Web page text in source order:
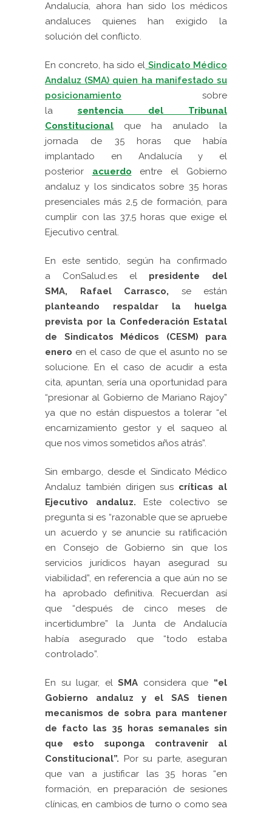
Andalucía, ahora han sido los médicos
andaluces quienes han exigido la
solución del conflicto.
En concreto, ha sido el Sindicato Médico
Andaluz (SMA) quien ha manifestado su
posicionamiento sobre
la sentencia del Tribunal
Constitucional que ha anulado la
jornada de 35 horas que había
implantado en Andalucía y el
posterior acuerdo entre el Gobierno
andaluz y los sindicatos sobre 35 horas
presenciales más 2,5 de formación, para
cumplir con las 37,5 horas que exige el
Ejecutivo central.
En este sentido, según ha confirmado
a ConSalud.es el presidente del
SMA, Rafael Carrasco, se están
planteando respaldar la huelga
prevista por la Confederación Estatal
de Sindicatos Médicos (CESM) para
enero en el caso de que el asunto no se
solucione. En el caso de acudir a esta
cita, apuntan, sería una oportunidad para
“presionar al Gobierno de Mariano Rajoy”
ya que no están dispuestos a tolerar “el
encarnizamiento gestor y el saqueo al
que nos vimos sometidos años atrás”.
Sin embargo, desde el Sindicato Médico
Andaluz también dirigen sus críticas al
Ejecutivo andaluz. Este colectivo se
pregunta si es “razonable que se apruebe
un acuerdo y se anuncie su ratificación
en Consejo de Gobierno sin que los
servicios jurídicos hayan asegurad su
viabilidad”, en referencia a que aún no se
ha aprobado definitiva. Recuerdan así
que “después de cinco meses de
incertidumbre” la Junta de Andalucía
había asegurado que “todo estaba
controlado”.
En su lugar, elSMA considera que “el
Gobierno andaluz y el SAS tienen
mecanismos de sobra para mantener
de facto las 35 horas semanales sin
que esto suponga contravenir al
Constitucional”. Por su parte, aseguran
que van a justificar las 35 horas “en
formación, en preparación de sesiones
clínicas, en cambios de turno o como sea